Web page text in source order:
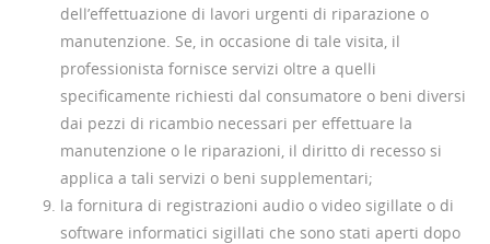
dell’effettuazione di lavori urgenti di riparazione o
manutenzione. Se, in occasione di tale visita, il
professionista fornisce servizi oltre a quelli
specificamente richiesti dal consumatore o beni diversi
dai pezzi di ricambio necessari per effettuare la
manutenzione o le riparazioni, il diritto di recesso si
applica a tali servizi o beni supplementari;
la fornitura di registrazioni audio o video sigillate o di
software informatici sigillati che sono stati aperti dopo